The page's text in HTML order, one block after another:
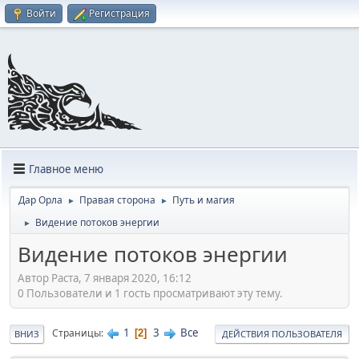
Войти Регистрация
Главное меню
Дар Орла ► Правая сторона ► Путь и магия
► Видение потоков энергии
Видение потоков энергии
Автор Раста, 7 января 2020, 16:12
0 Пользователи и 1 гость просматривают эту тему.
ВНИЗ Страницы 1 2 3 Все ДЕЙСТВИЯ ПОЛЬЗОВАТЕЛЯ